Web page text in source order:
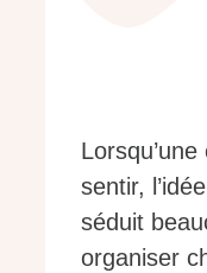
sentir,
séduit
organiser